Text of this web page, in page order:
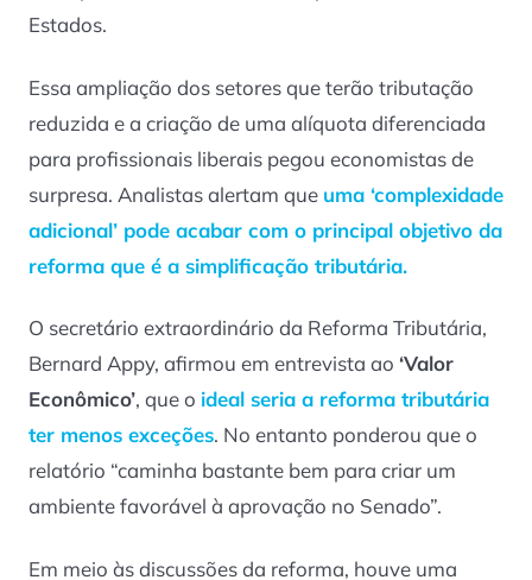
Estados.
Essa ampliação dos setores que terão tributação
reduzida e a criação de uma alíquota diferenciada
para profissionais liberais pegou economistas de
surpresa. Analistas alertam que uma ‘complexidade
adicional’ pode acabar com o principal objetivo da
reforma que é a simplificação tributária.
O secretário extraordinário da Reforma Tributária,
Bernard Appy, afirmou em entrevista ao ‘Valor
Econômico’, que o ideal seria a reforma tributária
ter menos exceções. No entanto ponderou que o
relatório “caminha bastante bem para criar um
ambiente favorável à aprovação no Senado”.
Em meio às discussões da reforma, houve uma